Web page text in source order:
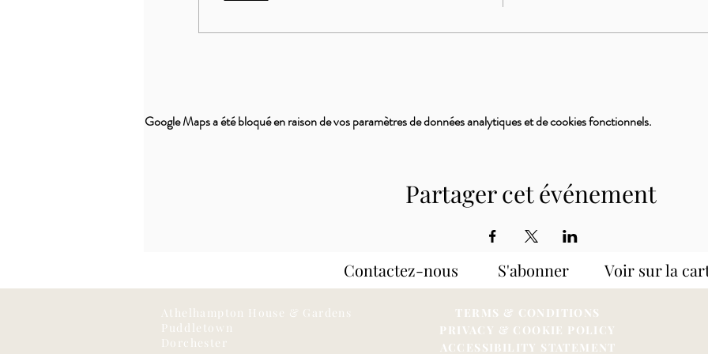
Google Maps a été bloqué en raison de vos paramètres de données analytiques et de cookies fonctionnels.
Partager cet événement
Contactez-nous S'abonner Voir sur la
Athelhampton House & Gardens
Puddletown
Dorchester
TERMS & CONDITIONS
PRIVACY & COOKIE POLICY
ACCESSIBILITY STATEMENT